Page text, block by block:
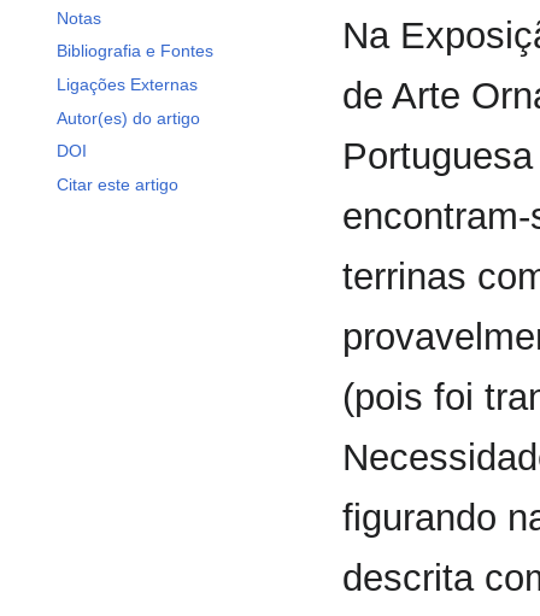
Notas
Bibliografia e Fontes
Ligações Externas
Autor(es) do artigo
DOI
Citar este artigo
Na
de Arte
terrinas
(pois foi
figurando
descrita